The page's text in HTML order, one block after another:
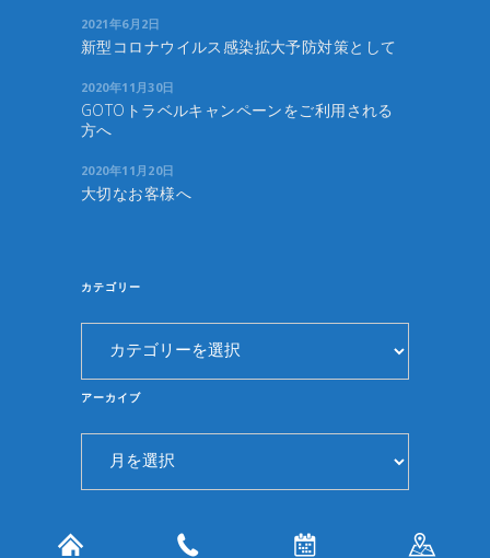
2021年6月2日
新型コロナウイルス感染拡大予防対策として
2020年11月30日
GOTOトラベルキャンペーンをご利用される
方へ
2020年11月20日
大切なお客様へ
カテゴリー
ゴ
アーカイブ
© 2019 潮騒の宿「うえ久」 all rights reserved.